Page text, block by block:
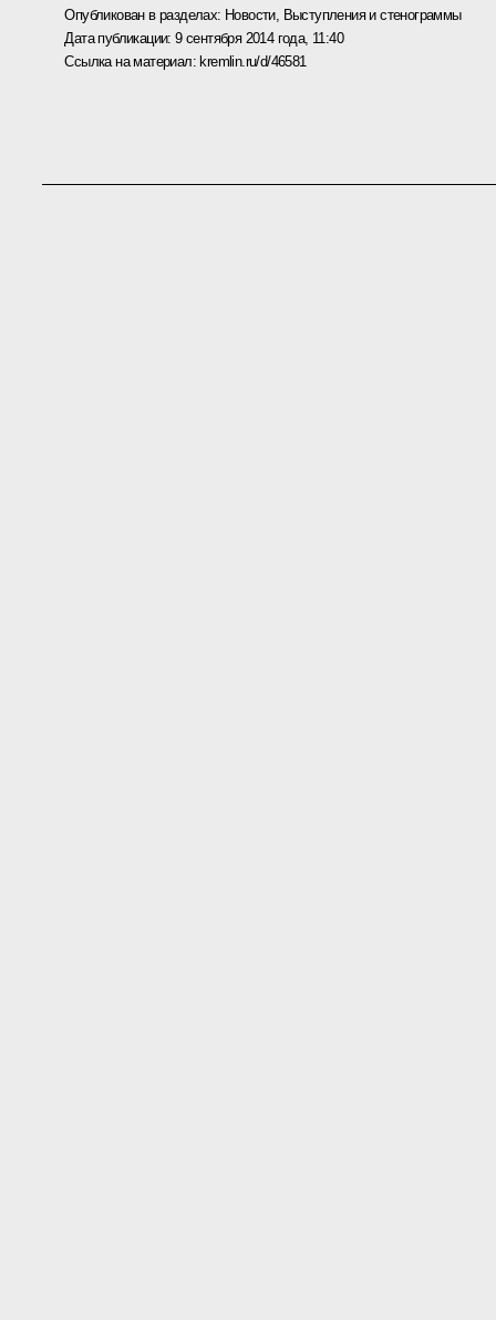
Опубликован в разделах: Новости, Выступления и стенограммы
Дата публикации:9 сентября 2014 года, 11:40
Ссылка на материал: kremlin.ru/d/46581